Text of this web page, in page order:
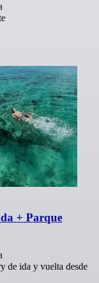
+ Parque
de ida y vuelta desde